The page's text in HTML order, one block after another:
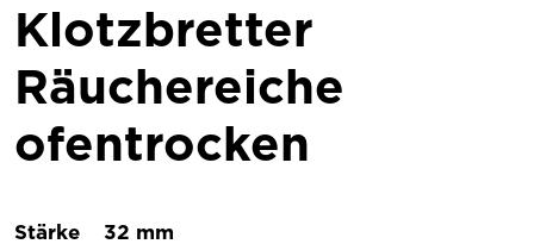
Klotzbretter
Räuchereiche
ofentrocken
Stärke 32 mm